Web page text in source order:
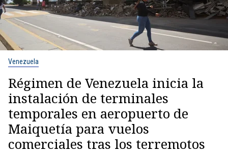
Venezuela
Régimen de Venezuela inicia la
instalación de terminales
temporales en aeropuerto de
Maiquetía para vuelos
comerciales tras los terremotos